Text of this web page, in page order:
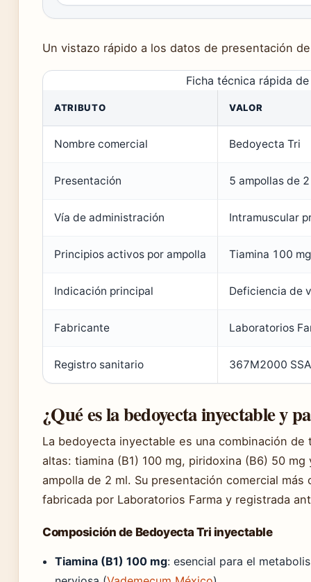
Un vistazo rápido a los datos de presentación
Ficha técnica rápida
ATRIBUTO VALOR
Nombre comercial Bedoyecta Tri
Presentación 5 ampollas de
Vía de administración Intramuscular
Principios activos por ampolla Tiamina 100
Indicación principal Deficiencia de
Fabricante Laboratorios
Registro sanitario 367M2000
¿Qué es la bedoyecta inyectable y
La bedoyecta inyectable es una combinación
altas: tiamina (B1) 100 mg, piridoxina (B6) 50
ampolla de 2 ml. Su presentación comercial
fabricada por Laboratorios Farma y registrada
Composición de Bedoyecta Tri inyectable
Tiamina (B1) 100 mg: esencial para el